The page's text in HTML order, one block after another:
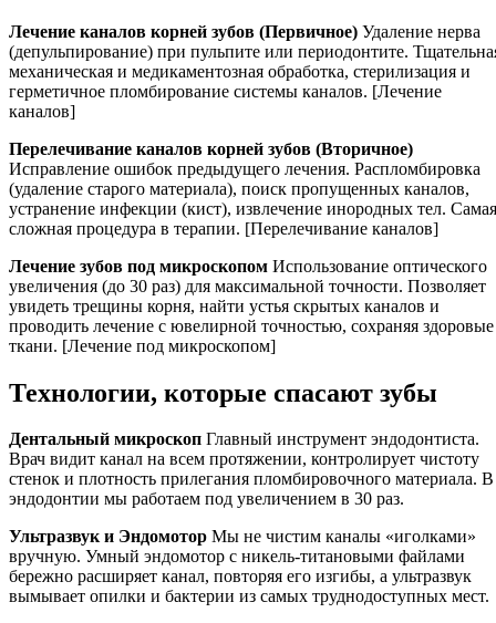
Лечение каналов корней зубов (Первичное) Удаление нерва
(депульпирование) при пульпите или периодонтите.
механическая и медикаментозная обработка, стерилизация и
герметичное пломбирование системы каналов. [Лечение
каналов]
Перелечивание каналов корней зубов (Вторичное)
Исправление ошибок предыдущего лечения. Распломбировка
(удаление старого материала), поиск пропущенных каналов,
устранение инфекции (кист), извлечение инородных тел. Самая
сложная процедура в терапии. [Перелечивание каналов]
Лечение зубов под микроскопом Использование оптического
увеличения (до 30 раз) для максимальной точности. Позволяет
увидеть трещины корня, найти устья скрытых каналов и
проводить лечение с ювелирной точностью, сохраняя здоровые
ткани. [Лечение под микроскопом]
Технологии, которые спасают зубы
Дентальный микроскоп Главный инструмент эндодонтиста.
Врач видит канал на всем протяжении, контролирует чистоту
стенок и плотность прилегания пломбировочного материала. В
эндодонтии мы работаем под увеличением в 30 раз.
Ультразвук и Эндомотор Мы не чистим каналы «иголками»
вручную. Умный эндомотор с никель-титановыми файлами
бережно расширяет канал, повторяя его изгибы, а ультразвук
вымывает опилки и бактерии из самых труднодоступных мест.